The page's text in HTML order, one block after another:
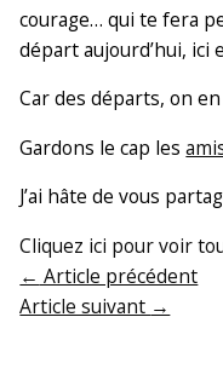
courage… qui te fera
départ aujourd’hui, ici
Car des départs, on
Gardons le cap les
J’ai hâte de vous
Cliquez ici pour voir
← Article précédent
Article suivant →